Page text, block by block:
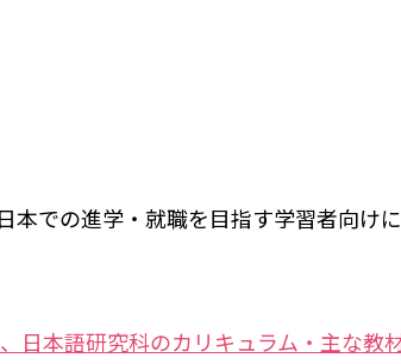
本での進学・就職を目指す学習者向け
日本語研究科のカリキュラム・主な教